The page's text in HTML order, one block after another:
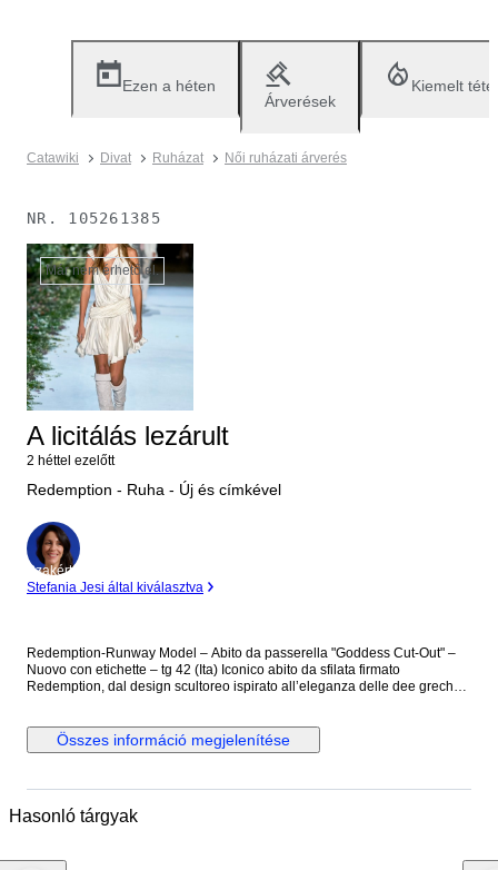
Ezen a héten
Árverések
Kiemelt
Catawiki Divat Ruházat Női ruházati árverés
NR. 105261385
Már nem érhető el.
A licitálás lezárult
2 héttel ezelőtt
Redemption - Ruha - Új és címkével
Szakértő
Stefania Jesi által kiválasztva
Redemption-Runway Model – Abito da passerella "Goddess Cut-Out" –
Nuovo con etichette – tg 42 (Ita) Iconico abito da sfilata firmato
Redemption, dal design scultoreo ispirato all’eleganza delle dee greche.
che scolpiscono il corpo con sensualità. Il gioco di incroci e il taglio
asimmetrico dell’orlo creano movimento e leggerezza. Un capo Runway
Redemption come simbolo di femminilità potente e contemporanea, con
eventi serali, cerimonie o shooting editoriali. Si abbina idealmente a
Összes információ megjelenítése
Hasonló tárgyak